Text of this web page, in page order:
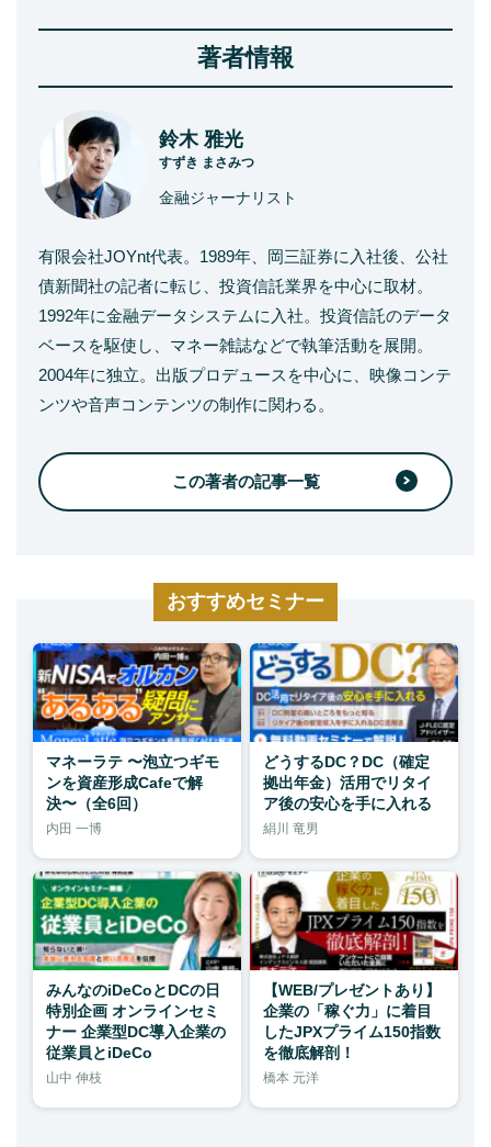
著者情報
鈴木 雅光
すずき まさみつ
金融ジャーナリスト
有限会社JOYnt代表。1989年、岡三証券に入社後、公社
債新聞社の記者に転じ、投資信託業界を中心に取材。
1992年に金融データシステムに入社。投資信託のデータ
ベースを駆使し、マネー雑誌などで執筆活動を展開。
2004年に独立。出版プロデュースを中心に、映像コンテ
ンツや音声コンテンツの制作に関わる。
この著者の記事一覧
おすすめセミナー
マネーラテ 〜泡立つギモ
ンを資産形成Cafeで解
決〜（全6回）
内田 一博
どうするDC？DC（確定
拠出年金）活用でリタイ
ア後の安心を手に入れる
絹川 竜男
みんなのiDeCoとDCの日
特別企画 オンラインセミ
ナー 企業型DC導入企業の
従業員とiDeCo
山中 伸枝
【WEB/プレゼントあり】
企業の「稼ぐ力」に着目
したJPXプライム150指数
を徹底解剖！
橋本 元洋